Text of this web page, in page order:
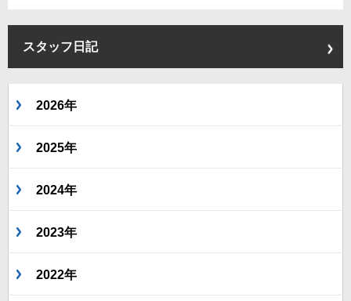
スタッフ日記
2026年
2025年
2024年
2023年
2022年